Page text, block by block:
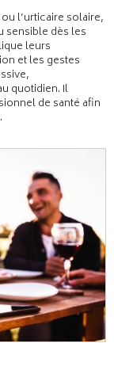
l’urticaire solaire,
sensible dès les
leurs
et les gestes
quotidien. Il
de santé afin